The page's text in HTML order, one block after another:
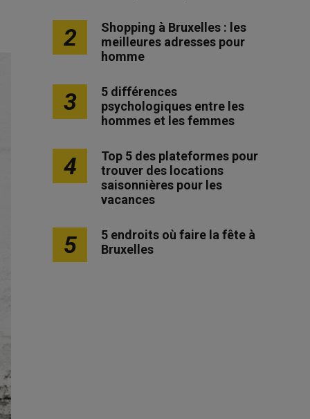
2
Shopping à Bruxelles : les
meilleures adresses pour
homme
3
5 différences
psychologiques entre les
hommes et les femmes
4
Top 5 des plateformes pour
trouver des locations
saisonnières pour les
vacances
5
5 endroits où faire la fête à
Bruxelles